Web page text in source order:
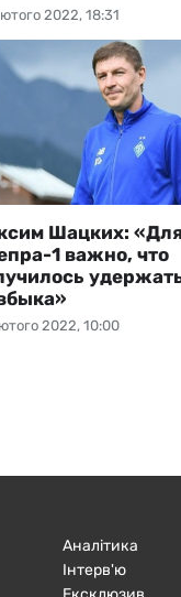
2022, 18:31
2022, 10:00
Шацких:
1 важно, что
Аналітика
Інтерв'ю